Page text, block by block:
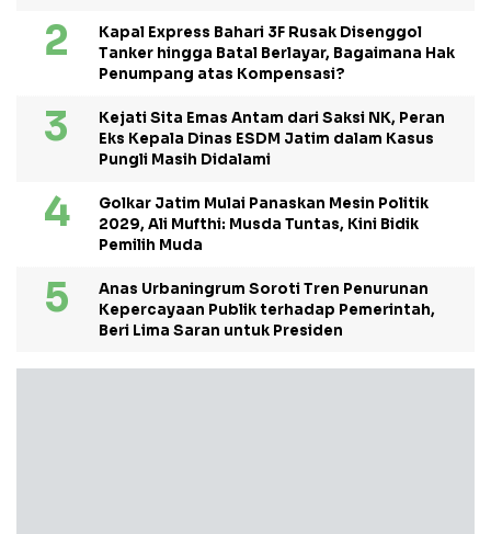
Kapal Express Bahari 3F Rusak Disenggol
Tanker hingga Batal Berlayar, Bagaimana Hak
Penumpang atas Kompensasi?
Kejati Sita Emas Antam dari Saksi NK, Peran
Eks Kepala Dinas ESDM Jatim dalam Kasus
Pungli Masih Didalami
Golkar Jatim Mulai Panaskan Mesin Politik
2029, Ali Mufthi: Musda Tuntas, Kini Bidik
Pemilih Muda
Anas Urbaningrum Soroti Tren Penurunan
Kepercayaan Publik terhadap Pemerintah,
Beri Lima Saran untuk Presiden